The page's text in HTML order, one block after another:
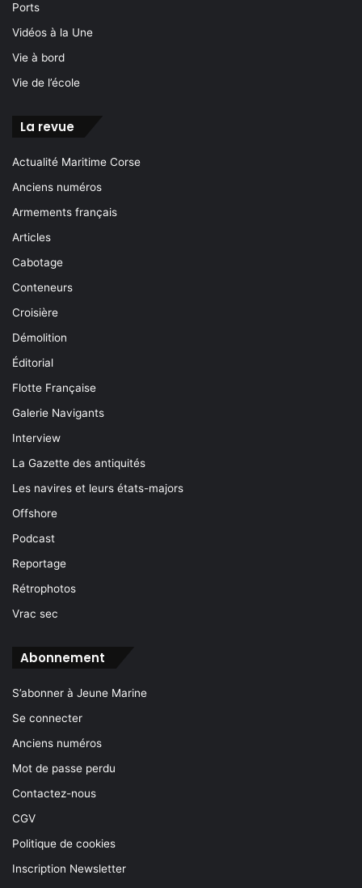
Ports
Vidéos à la Une
Vie à bord
Vie de l’école
La revue
Actualité Maritime Corse
Anciens numéros
Armements français
Articles
Cabotage
Conteneurs
Croisière
Démolition
Éditorial
Flotte Française
Galerie Navigants
Interview
La Gazette des antiquités
Les navires et leurs états-majors
Offshore
Podcast
Reportage
Rétrophotos
Vrac sec
Abonnement
S’abonner à Jeune Marine
Se connecter
Anciens numéros
Mot de passe perdu
Contactez-nous
CGV
Politique de cookies
Inscription Newsletter